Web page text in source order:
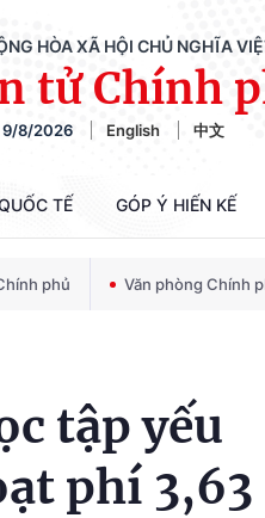
HÒA XÃ HỘI CHỦ NGHĨA
tử Chính
9/8/2026 English 中文
TẾ GÓP Ý HIẾN KẾ
phủ Văn phòng Chính
tập yếu
phí 3,63